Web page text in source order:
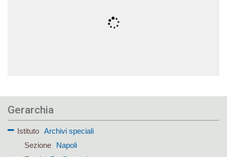
Gerarchia
Istituto
Archivi speciali
Sezione
Napoli